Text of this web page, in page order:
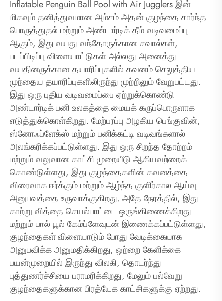
Inflatable Penguin Ball Pool with Air Jugglers இன்
மிகவும் தனித்துவமான அம்சம் அதன் குழந்தை சார்ந்த
பொருத்துதல் மற்றும் அண்டார்டிக் தீம் வடிவமைப்பு
ஆகும், இது வயது வந்தோருக்கான சவால்கள்,
படப்பிடிப்பு விளையாட்டுகள் அல்லது அனைத்து
வயதினருக்கான தயாரிப்புகளில் கவனம் செலுத்திய
முந்தைய தயாரிப்புகளிலிருந்து முற்றிலும் வேறுபட்டது.
இது ஒரு புதிய வடிவமைப்பை ஏற்றுக்கொண்டு
அண்டார்டிக் பனி உலகத்தை மையக் கருப்பொருளாக
எடுத்துக்கொள்கிறது. மேற்பரப்பு அழகிய பெங்குவின்,
ஸ்னோஃப்ளேக்ஸ் மற்றும் பனிக்கட்டி வடிவங்களால்
அலங்கரிக்கப்பட்டுள்ளது. இது ஒரு சிறந்த தோற்றம்
மற்றும் வலுவான காட்சி முறையீடு ஆகியவற்றைக்
கொண்டுள்ளது, இது குழந்தைகளின் கவனத்தை
விரைவாக ஈர்க்கும் மற்றும் ஆழ்ந்த குளிர்கால ஆய்வு
அனுபவத்தை உருவாக்குகிறது. அதே நேரத்தில், இது
காற்று வித்தை செயல்பாட்டை ஒருங்கிணைக்கிறது
மற்றும் பால் பூல் கேம்ப்ளேவுடன் இணைக்கப்பட்டுள்ளது,
குழந்தைகள் விளையாடும் போது வேடிக்கையாக
அனுபவிக்க அனுமதிக்கிறது, ஒற்றை கேளிக்கை
பயன்முறையில் இருந்து விலகி, தொடர்ந்து
புத்துணர்ச்சியை பராமரிக்கிறது, மேலும் பல்வேறு
குழந்தைகளுக்கான பிரத்யேக காட்சிகளுக்கு ஏற்றது.